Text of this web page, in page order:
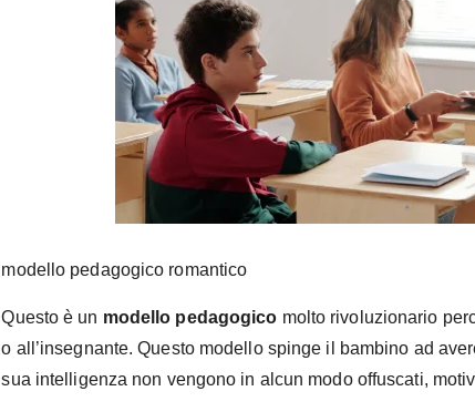
modello pedagogico romantico
Questo è un modello pedagogico molto rivoluzionario
o all’insegnante. Questo modello spinge il bambino ad
sua intelligenza non vengono in alcun modo offuscati,